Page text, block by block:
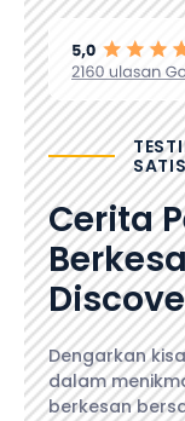
Cerita
Dengarkan
dalam
berkesan